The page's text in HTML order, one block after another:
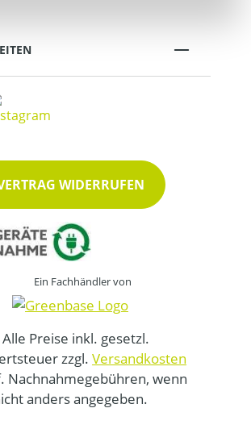
WIDERRUFEN
Ein Fachhändler von
Preise inkl. gesetzl.
zzgl. Versandkosten
Nachnahmegebühren, wenn
anders angegeben.